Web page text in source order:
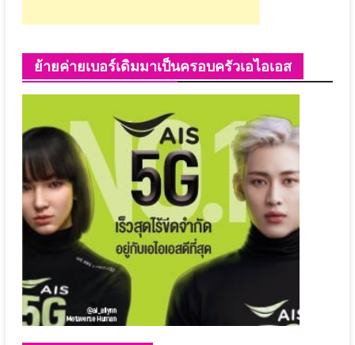
ย้ายค่ายเบอร์เดิมมาเป็นครอบครัวเอไอเอส